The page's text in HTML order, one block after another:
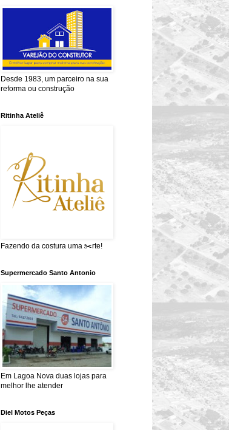
Desde 1983, um parceiro na sua
reforma ou construção
Ritinha Ateliê
Fazendo da costura uma ✂️rte!
Supermercado Santo Antonio
Em Lagoa Nova duas lojas para
melhor lhe atender
Diel Motos Peças